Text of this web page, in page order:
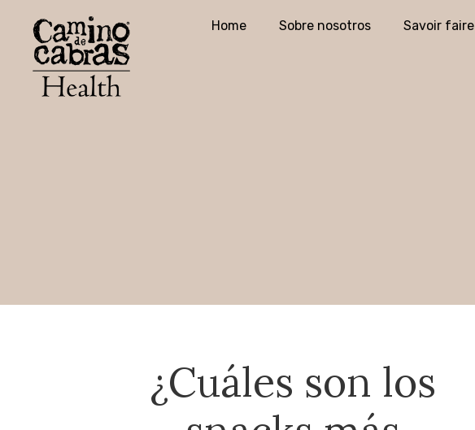
Home Sobre nosotros Savoir faire
¿Cuáles son los